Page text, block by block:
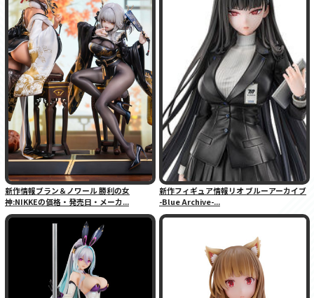
新作情報ブラン＆ノワール 勝利の女
神:NIKKEの価格・発売日・メーカ...
新作フィギュア情報リオ ブルーアーカイブ
-Blue Archive-...